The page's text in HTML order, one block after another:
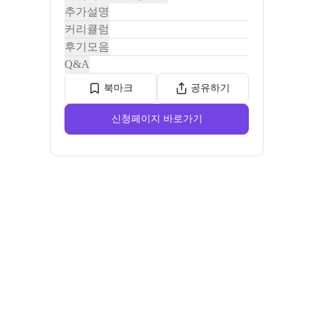
추가설명
커리큘럼
후기모음
Q&A
신청페이지 바로가기
북마크 공유하기